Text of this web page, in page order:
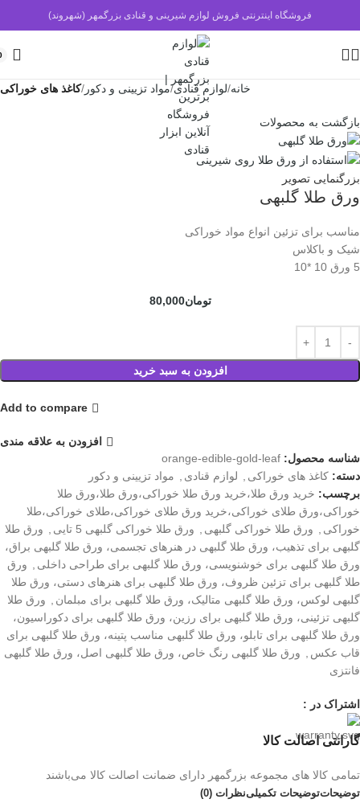
فروشگاه اینترنتی فروش لوازم شیرینی و قنادی بزرگمهر (شهروند)
خانه لوازم قنادی مواد تزیینی و دکور کاغذ های خوراکی
بازگشت به محصولات
بزرگنمایی تصویر
ورق طلا گلبهی
مناسب برای تزئین انواع مواد خوراکی
شیک و باکلاس
5 ورق 10 *10
تومان80,000
افزودن به سبد خرید
Add to compare
افزودن به علاقه مندی
شناسه محصول: orange-edible-gold-leaf
دسته: کاغذ های خوراکی لوازم قنادی
مواد تزیینی و دکور
برچسب: خرید ورق طلا،خرید ورق طلا خوراکی،ورق طلا،ورق طلا
خوراکی،ورق طلای خوراکی،خرید ورق طلای خوراکی،طلای خوراکی،طلا
خوراکی
ورق طلا خوراکی گلبهی ورق طلا خوراکی گلبهی 5 تایی
ورق طلا
گلبهی برای تذهیب، ورق طلا گلبهی در هنرهای تجسمی، ورق طلا گلبهی براق،
ورق طلا گلبهی برای خوشنویسی، ورق طلا گلبهی برای طراحی داخلی
ورق
طلا گلبهی برای تزئین ظروف، ورق طلا گلبهی برای هنرهای دستی، ورق طلا
گلبهی لوکس، ورق طلا گلبهی متالیک، ورق طلا گلبهی برای مبلمان
ورق طلا
گلبهی تزئینی، ورق طلا گلبهی برای رزین، ورق طلا گلبهی برای دکوراسیون،
ورق طلا گلبهی برای تابلو، ورق طلا گلبهی مناسب پتینه، ورق طلا گلبهی برای
قاب عکس
ورق طلا گلبهی رنگ خاص، ورق طلا گلبهی اصل، ورق طلا گلبهی
فانتزی
اشتراک در :
گارانتی اصالت کالا
تمامی کالا های مجموعه بزرگمهر دارای ضمانت اصالت کالا می‌باشند
توضیحاتتوضیحات تکمیلینظرات (0)